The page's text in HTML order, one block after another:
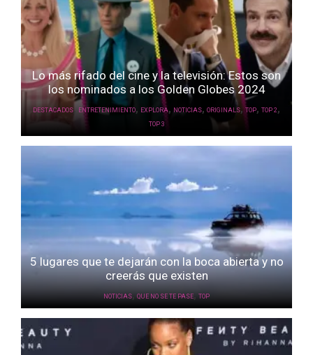
Lo más rifado del cine y la televisión: Estos son
los nominados a los Golden Globes 2024
DESTACADOS, ENTRETENIMIENTO, EXPLORA, NOTICIAS, ORIGINALS, TOP, TOP 2,
TOP 3
5 lugares que te dejarán con la boca abierta y no
creerás que existen
NOTICIAS,QUE NO SE TE PASE,TOP